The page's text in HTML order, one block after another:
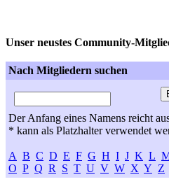
Unser neustes Community-
Nach Mitgliedern suchen
Der Anfang eines Namens reicht
* kann als Platzhalter verwendet
A B C D E F G H I J K L
O P Q R S T U V W X Y Z